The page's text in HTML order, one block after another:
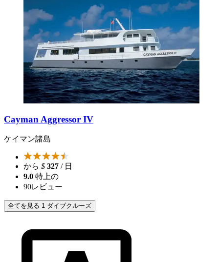
Cayman Aggressor IV
ケイマン諸島
から $ 327 / 日
9.0 特上の
90レビュー
全てを見る 1 ダイブクルーズ